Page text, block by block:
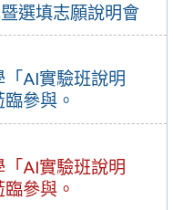
選填志願說明會
AI實驗班說明
參與。
AI實驗班說明
參與。